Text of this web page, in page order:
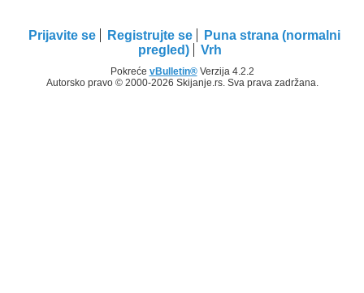
Prijavite se Registrujte se
Puna strana (normalni
pregled)
Vrh
Pokreće vBulletin®Verzija 4.2.2
Autorsko pravo © 2000-2026 Skijanje.rs. Sva prava zadržana.